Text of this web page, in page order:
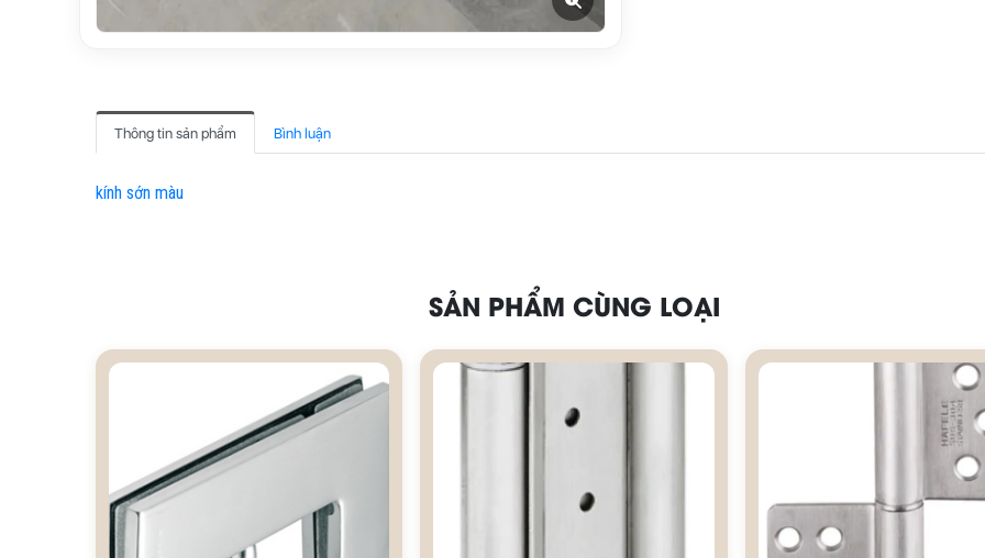
Thông tin sản phẩm Bình luận
kính sớn màu
SẢN PHẨM CÙNG LOẠI